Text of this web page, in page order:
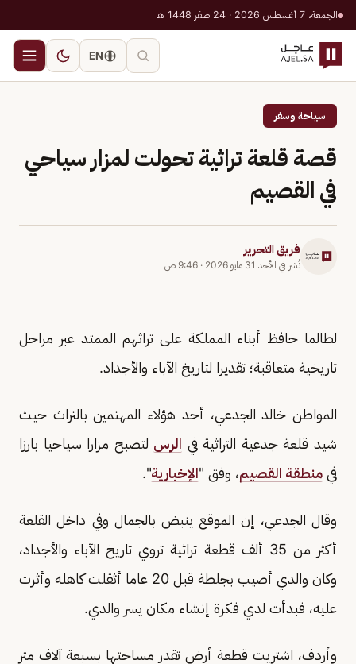
الجمعة، 7 أغسطس 2026 · 24 صفر 1448 هـ
EN
سياحة وسفر
قصة قلعة تراثية تحولت لمزار سياحي
في القصيم
فريق التحرير
نُشر في الأحد 31 مايو 2026 · 9:46 ص
لطالما حافظ أبناء المملكة على تراثهم الممتد عبر مراحل
تاريخية متعاقبة؛ تقديرا لتاريخ الآباء والأجداد.
المواطن خالد الجدعي، أحد هؤلاء المهتمين بالتراث حيث
شيد قلعة جدعية التراثية في الرس لتصبح مزارا سياحيا بارزا
في منطقة القصيم، وفق "الإخبارية".
وقال الجدعي، إن الموقع ينبض بالجمال وفي داخل القلعة
أكثر من 35 ألف قطعة تراثية تروي تاريخ الآباء والأجداد،
وكان والدي أصيب بجلطة قبل 20 عاما أثقلت كاهله وأثرت
عليه، فبدأت لدي فكرة إنشاء مكان يسر والدي.
وأردف، اشتريت قطعة أرض تقدر مساحتها بسبعة آلاف متر